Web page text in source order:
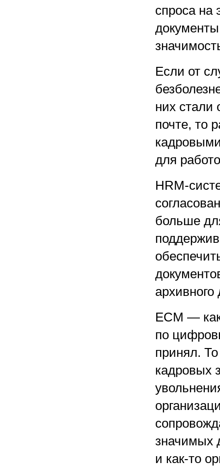
спроса на
Если от
них стали
почте, то
для
HRM-
больше
архивного
ECM —
по
принял.
кадровых
значимых
и как-то